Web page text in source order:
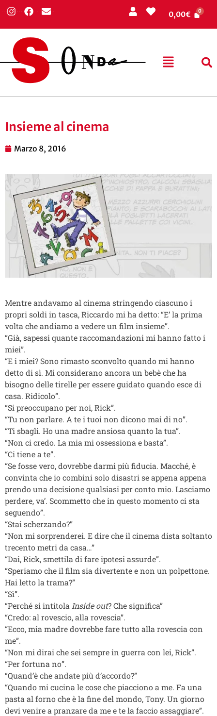
0,00€
Insieme al cinema
Marzo 8, 2016
Mentre andavamo al cinema stringendo ciascuno i
propri soldi in tasca, Riccardo mi ha detto: “E’ la prima
volta che andiamo a vedere un film insieme”.
“Già, sapessi quante raccomandazioni mi hanno fatto i
miei”.
“E i miei? Sono rimasto sconvolto quando mi hanno
detto di sì. Mi considerano ancora un bebè che ha
bisogno delle tirelle per essere guidato quando esce di
casa. Ridicolo”.
“Si preoccupano per noi, Rick”.
“Tu non parlare. A te i tuoi non dicono mai di no”.
“Ti sbagli. Ho una madre ansiosa quanto la tua”.
“Non ci credo. La mia mi ossessiona e basta”.
“Ci tiene a te”.
“Se fosse vero, dovrebbe darmi più fiducia. Macché, è
convinta che io combini solo disastri se appena appena
prendo una decisione qualsiasi per conto mio. Lasciamo
perdere, va’. Scommetto che in questo momento ci sta
seguendo”.
“Stai scherzando?”
“Non mi sorprenderei. E dire che il cinema dista soltanto
trecento metri da casa…”
“Dai, Rick, smettila di fare ipotesi assurde”.
“Speriamo che il film sia divertente e non un polpettone.
Hai letto la trama?”
“Sì”.
“Perché si intitola Inside out? Che significa”
“Credo: al rovescio, alla rovescia”.
“Ecco, mia madre dovrebbe fare tutto alla rovescia con
me”.
“Non mi dirai che sei sempre in guerra con lei, Rick”.
“Per fortuna no”.
“Quand’è che andate più d’accordo?”
“Quando mi cucina le cose che piacciono a me. Fa una
pasta al forno che è la fine del mondo, Tony. Un giorno
devi venire a pranzare da me e te la faccio assaggiare”.